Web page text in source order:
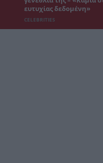
ευτυχίας δεδομένη»
CELEBRITIES